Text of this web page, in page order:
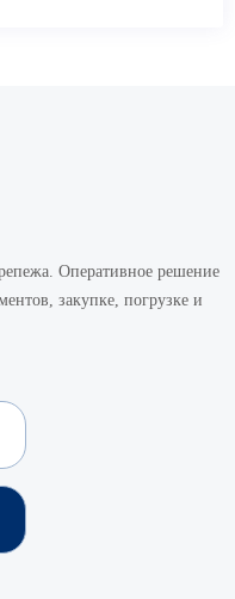
Оперативное решение
закупке, погрузке и